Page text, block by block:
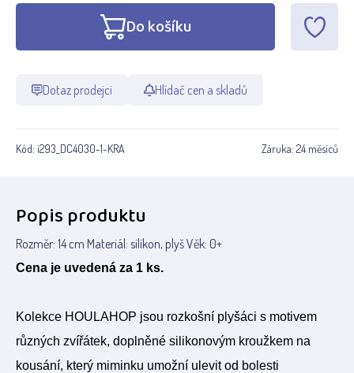
Do košíku
Dotaz prodejci Hlídač cen a skladů
Kód: i293_DC4030-1-KRA Záruka: 24 měsíců
Popis produktu
Rozměr: 14 cm Materiál: silikon, plyš Věk: 0+
Cena je uvedená za 1 ks.
Kolekce HOULAHOP jsou rozkošní plyšáci s motivem
různých zvířátek, doplněné silikonovým kroužkem na
kousání, který miminku umožní ulevit od bolesti